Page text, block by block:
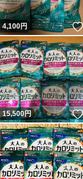
4,100円
15,500円